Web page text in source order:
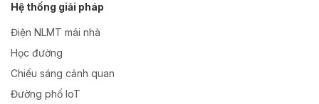
Hệ thống giải pháp
Điện NLMT mái nhà
Học đường
Chiếu sáng cảnh quan
Đường phố IoT